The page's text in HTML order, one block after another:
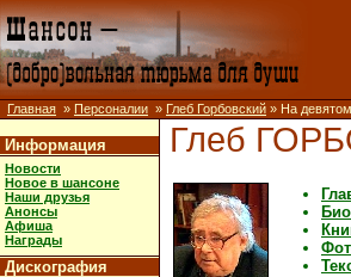
Главная » Персоналии » Глеб Горбовский » На
Информация
Новости
Новое в шансоне
Наши друзья
Анонсы
Афиша
Награды
Дискография
Глеб